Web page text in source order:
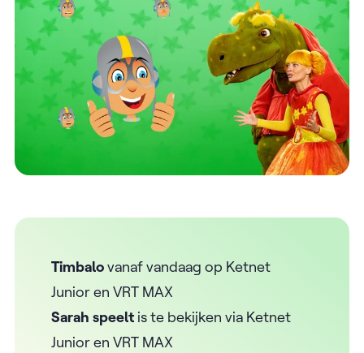
Timbalovanaf vandaag op Ketnet
Junior en VRT MAX
Sarah speelt is te bekijken via Ketnet
Junior en VRT MAX